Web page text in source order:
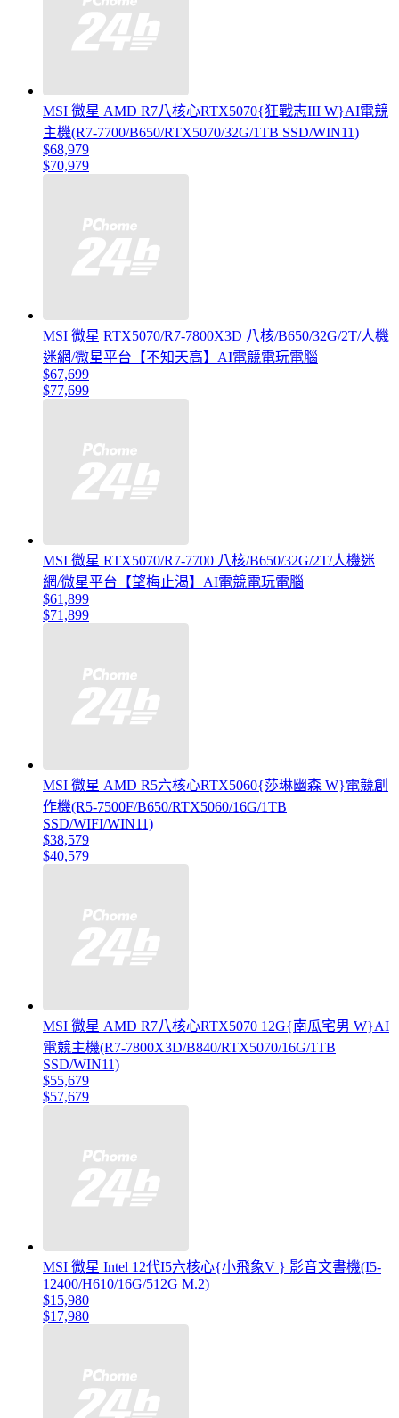
MSI 微星 AMD R7八核心RTX5070{狂戰志III W}AI電競
主機(R7-7700/B650/RTX5070/32G/1TB SSD/WIN11)
$68,979
$70,979
MSI 微星 RTX5070/R7-7800X3D 八核/B650/32G/2T/人機
迷網/微星平台【不知天高】AI電競電玩電腦
$67,699
$77,699
MSI 微星 RTX5070/R7-7700 八核/B650/32G/2T/人機迷
網/微星平台【望梅止渴】AI電競電玩電腦
$61,899
$71,899
MSI 微星 AMD R5六核心RTX5060{莎琳幽森 W}電競創
作機(R5-7500F/B650/RTX5060/16G/1TB
SSD/WIFI/WIN11)
$38,579
$40,579
MSI 微星 AMD R7八核心RTX5070 12G{南瓜宅男 W}AI
電競主機(R7-7800X3D/B840/RTX5070/16G/1TB
SSD/WIN11)
$55,679
$57,679
MSI 微星 Intel 12代I5六核心{小飛象V } 影音文書機(I5-
12400/H610/16G/512G M.2)
$15,980
$17,980